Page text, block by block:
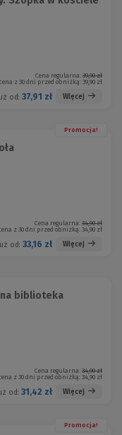
Cena regularna: 39,90 zł
z 30 dni przed obniżką: 39,90 zł
Już od: 37,91 zł Więcej
Promocja!
Cena regularna: 34,90 zł
z 30 dni przed obniżką: 34,90 zł
Już od: 33,16 zł Więcej
biblioteka
Cena regularna: 34,90 zł
z 30 dni przed obniżką: 34,90 zł
od: 31,42 zł Więcej
Promocja!